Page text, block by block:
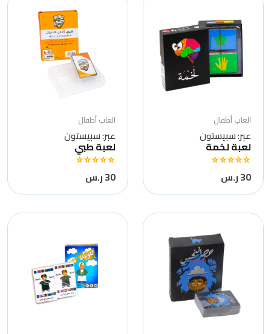
العاب أطفال
عبر: سبيستون
لعبة لخمة
30 ر.س
العاب أطفال
عبر: سبيستون
لعبة طبي
30 ر.س